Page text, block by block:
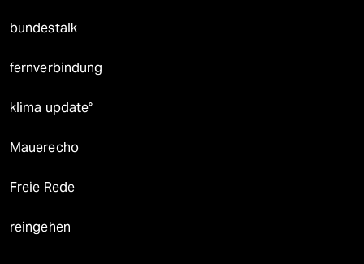
bundestalk
fernverbindung
klima update°
Mauerecho
Freie Rede
reingehen